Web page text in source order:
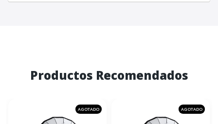
Productos Recomendados
AGOTADO AGOTADO